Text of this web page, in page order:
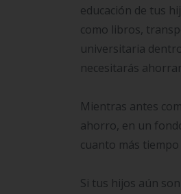
educación de tus
como libros,
universitaria
necesitarás
Mientras antes
ahorro, en un
cuanto más
Si tus hijos aún